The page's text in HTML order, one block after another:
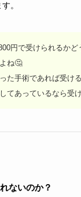
。
円で受けられるかど
ね🤔
た手術であれば受け
てあっているなら受
ないのか？